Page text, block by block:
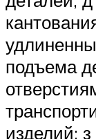
подъема
изделий;